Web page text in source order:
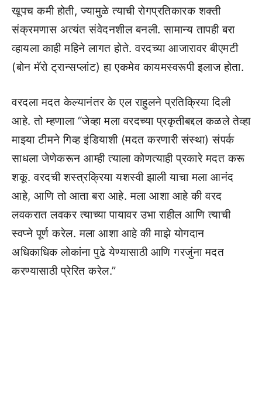
खूपच कमी होती, ज्यामुळे त्याची रोगप्रतिकारक शक्ती
संक्रमणास अत्यंत संवेदनशील बनली. सामान्य तापही बरा
व्हायला काही महिने लागत होते. वरदच्या आजारावर बीएमटी
(बोन मॅरो ट्रान्सप्लांट) हा एकमेव कायमस्वरूपी इलाज होता.
वरदला मदत केल्यानंतर के एल राहुलने प्रतिक्रिया दिली
आहे. तो म्हणाला “जेव्हा मला वरदच्या प्रकृतीबद्दल कळले तेव्हा
माझ्या टीमने गिव्ह इंडियाशी (मदत करणारी संस्था) संपर्क
साधला जेणेकरून आम्ही त्याला कोणत्याही प्रकारे मदत करू
शकू. वरदची शस्त्रक्रिया यशस्वी झाली याचा मला आनंद
आहे, आणि तो आता बरा आहे. मला आशा आहे की वरद
लवकरात लवकर त्याच्या पायावर उभा राहील आणि त्याची
स्वप्ने पूर्ण करेल. मला आशा आहे की माझे योगदान
अधिकाधिक लोकांना पुढे येण्यासाठी आणि गरजुंना मदत
करण्यासाठी प्रेरित करेल.”